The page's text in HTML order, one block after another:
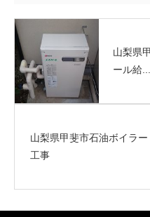
山梨県
ール給...
山梨県甲斐市石油ボイラー
工事